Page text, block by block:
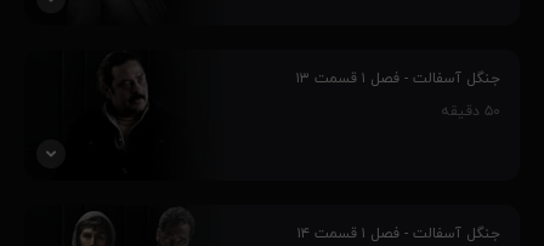
قدیمی خود مواجه می شود که می تواند سرنوشت او را تغییر دهد.
هنگامه با ضمانت کادر فنی به تمرینات تیم بر می گردد و...
جنگل آسفالت - فصل ۱ قسمت ۱۳
۵۰ دقیقه
غزال برای فراهم کردن سند ضمانت سیمین، ترتیب ملاقاتی را با حمید می
دهد. ایرج به دنبال ردی از مشارکت صابر با عاطفه و دلارهای دزدیده شده
جنگل آسفالت - فصل ۱ قسمت ۱۴